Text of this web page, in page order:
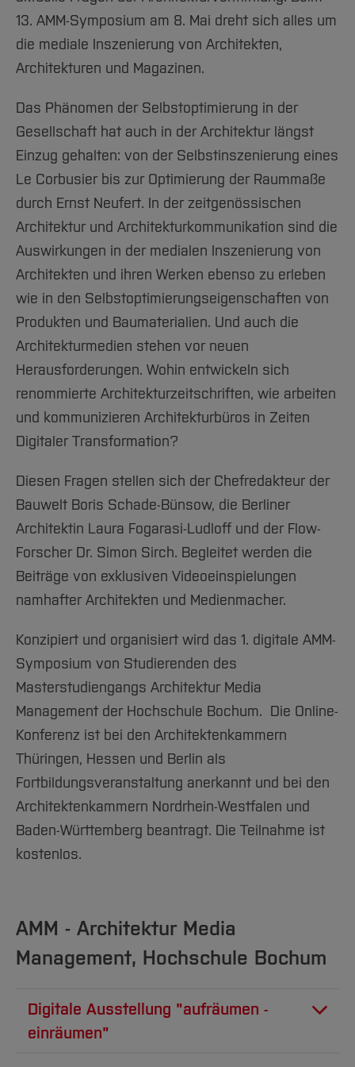
Arbeiten im FB G
Forschung und Projekte
International
Team
Studiengänge
Studieninteressierte
Aktuelles
Studium
Fachgruppen
Team
Service
Amtliche Bekanntmachungen
Notfall-Infos
BO Shop
Familiengerechte Hochschule
Gleichstellung
Diskriminierungsfreie Hochschule
Wahlen
Hochschulbibliothek
Hochschulkommunikation
International Office
qed-Stiftung
Zentrale Studienberatung
12. AMM Symposium
13. AMM-Symposium am 8. Mai dreht sich alles um
die mediale Inszenierung von Architekten,
Architekturen und Magazinen.
Das Phänomen der Selbstoptimierung in der
Gesellschaft hat auch in der Architektur längst
Einzug gehalten: von der Selbstinszenierung eines
Le Corbusier bis zur Optimierung der Raummaße
durch Ernst Neufert. In der zeitgenössischen
Architektur und Architekturkommunikation sind die
Auswirkungen in der medialen Inszenierung von
Architekten und ihren Werken ebenso zu erleben
wie in den Selbstoptimierungseigenschaften von
Produkten und Baumaterialien. Und auch die
Architekturmedien stehen vor neuen
Herausforderungen. Wohin entwickeln sich
renommierte Architekturzeitschriften, wie arbeiten
und kommunizieren Architekturbüros in Zeiten
Digitaler Transformation?
Diesen Fragen stellen sich der Chefredakteur der
Bauwelt Boris Schade-Bünsow, die Berliner
Architektin Laura Fogarasi-Ludloff und der Flow-
Forscher Dr. Simon Sirch. Begleitet werden die
Beiträge von exklusiven Videoeinspielungen
namhafter Architekten und Medienmacher.
Konzipiert und organisiert wird das 1. digitale AMM-
Symposium von Studierenden des
Masterstudiengangs Architektur Media
Management der Hochschule Bochum. Die Online-
Konferenz ist bei den Architektenkammern
Thüringen, Hessen und Berlin als
Fortbildungsveranstaltung anerkannt und bei den
Architektenkammern Nordrhein-Westfalen und
Baden-Württemberg beantragt. Die Teilnahme ist
kostenlos.
AMM - Architektur Media
Management, Hochschule Bochum
Digitale Ausstellung "aufräumen -
einräumen"